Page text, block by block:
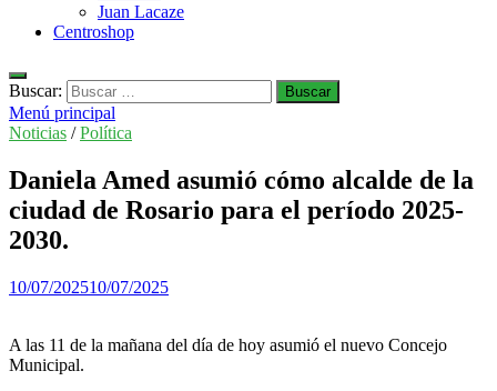
Juan Lacaze
Centroshop
Buscar:
Menú principal
Noticias /Política
Daniela Amed asumió cómo alcalde de la
ciudad de Rosario para el período 2025-
2030.
10/07/202510/07/2025
A las 11 de la mañana del día de hoy asumió el nuevo Concejo
Municipal.